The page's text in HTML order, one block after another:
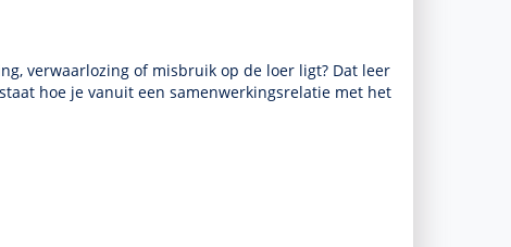
verwaarlozing of misbruik op de loer ligt? Dat leer
hoe je vanuit een samen­wer­kingsrelatie met het